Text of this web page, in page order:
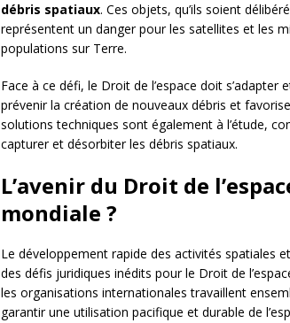
débris spatiaux. Ces objets, qu’ils soient
représentent un danger pour les satellites et les
populations sur Terre.
Face à ce défi, le Droit de l’espace doit s’adapter
prévenir la création de nouveaux débris et
solutions techniques sont également à l’étude,
capturer et désorbiter les débris spatiaux.
L’avenir du Droit de
mondiale ?
Le développement rapide des activités spatiales
des défis juridiques inédits pour le Droit de
les organisations internationales travaillent
garantir une utilisation pacifique et durable de